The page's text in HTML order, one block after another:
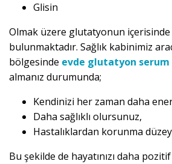
Glisin
Olmak üzere glutatyonun
bulunmaktadır. Sağlık kabinimiz
bölgesinde evde glutatyon
almanız durumunda;
Kendinizi her zaman daha
Daha sağlıklı olursunuz,
Hastalıklardan korunma
Bu şekilde de hayatınızı daha